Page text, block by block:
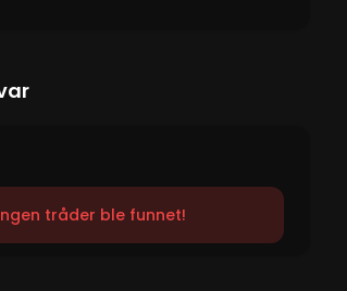
tråder ble funnet!